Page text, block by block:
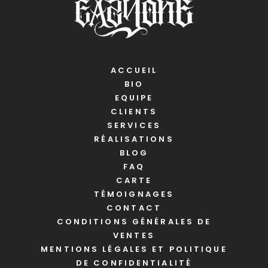
ACCUEIL
BIO
EQUIPE
CLIENTS
SERVICES
RÉALISATIONS
BLOG
FAQ
CARTE
TÉMOIGNAGES
CONTACT
CONDITIONS GÉNÉRALES DE
VENTES
MENTIONS LÉGALES ET POLITIQUE
DE CONFIDENTIALITÉ